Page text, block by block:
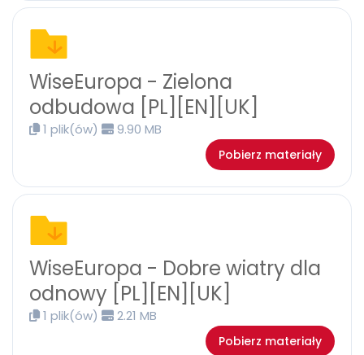
WiseEuropa - Zielona
odbudowa [PL][EN][UK]
1 plik(ów) 9.90 MB
Pobierz materiały
WiseEuropa - Dobre wiatry dla
odnowy [PL][EN][UK]
1 plik(ów) 2.21 MB
Pobierz materiały